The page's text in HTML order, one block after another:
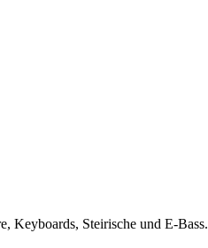
Keyboards, Steirische und E-Bass.